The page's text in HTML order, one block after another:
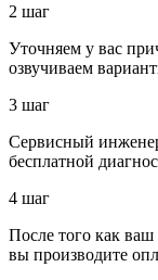
2 шаг
Уточняем у вас
озвучиваем
3 шаг
Сервисный
бесплатной
4 шаг
После того как
вы производите